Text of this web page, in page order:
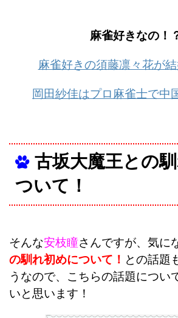
麻雀好きなの！
麻雀好きの須藤凛々花が
岡田紗佳はプロ麻雀士で中
古坂大魔王との
ついて！
そんな安枝瞳さんですが、気に
の馴れ初めについて！ との話題
うなので、こちらの話題につい
いと思います！